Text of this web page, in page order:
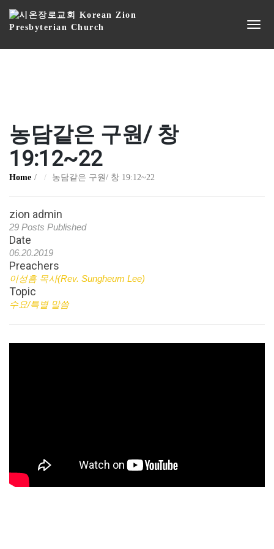
농담같은 구원/ 창
19:12~22
Home 농담같은 구원/ 창 19:12~22
zion admin
29 Posts Published
Date
06.20.2019
Preachers
이성흠 목사(Rev. Sungheum Lee)
Topic
수요/특별 말씀